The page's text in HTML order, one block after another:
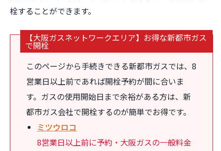
栓することができます。
【大阪ガスネットワークエリア】お得な新都市ガス
で開栓
このページから手続きできる新都市ガスでは、8
営業日以上前であれば開栓予約が間に合いま
す。ガスの使用開始日まで余裕がある方は、新
都市ガス会社で開栓するのが簡単でお得です。
ミツウロコ
8営業日以上前に予約・大阪ガスの一般料金